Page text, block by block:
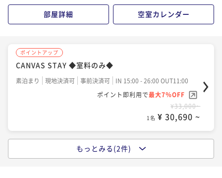
1名 ¥ 35,154 ~
部屋詳細 空室カレンダー
ポイントアップ
CANVAS STAY ◆室料のみ◆
素泊まり 現地決済可 事前決済可
IN 15:00 - 26:00 OUT11:00
ポイント即利用で最大7％OFF
¥33,000~
1名 ¥ 30,690 ~
CANVAS STAY（朝食付き）
もっとみる(2件)